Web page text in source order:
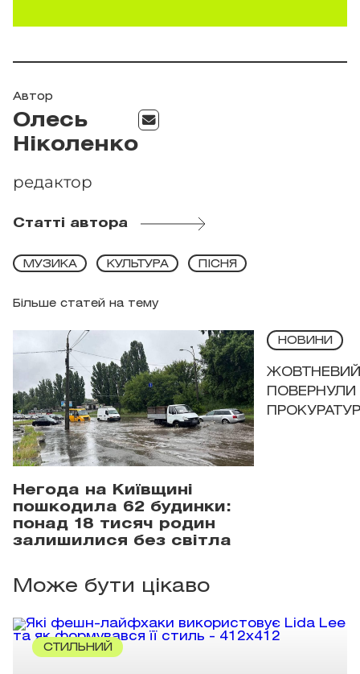
Автор
Олесь
Ніколенко
редактор
Статті автора
Більше статей на тему
МУЗИКА КУЛЬТУРА ПІСНЯ
Негода на Київщині
пошкодила 62 будинки:
понад 18 тисяч родин
залишилися без світла
НОВИНИ
ЖОВТНЕВИЙ
ПОВЕРНУЛИ
Може бути цікаво
СТИЛЬНИЙ